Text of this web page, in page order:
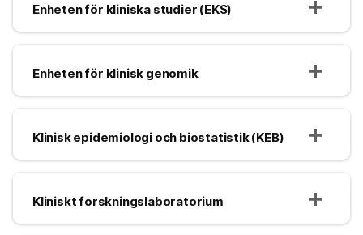
Enheten för kliniska studier (EKS)
Enheten för klinisk genomik
Klinisk epidemiologi och biostatistik (KEB)
Kliniskt forskningslaboratorium